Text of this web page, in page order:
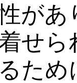
が
せ
た